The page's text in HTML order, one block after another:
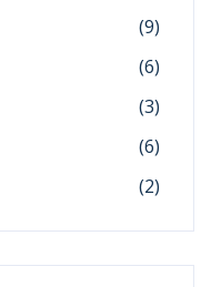
(9)
(6)
(3)
(6)
(2)